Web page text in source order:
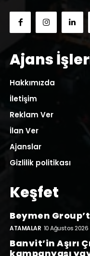
Ajans
Hakkımızda
İletişim
Reklam Ver
İlan Ver
Ajanslar
Gizlilik politikası
Keşfet
Beymen
ATAMALAR 10 Ağustos 2026
Banvit’in Aşırı
kampanyası